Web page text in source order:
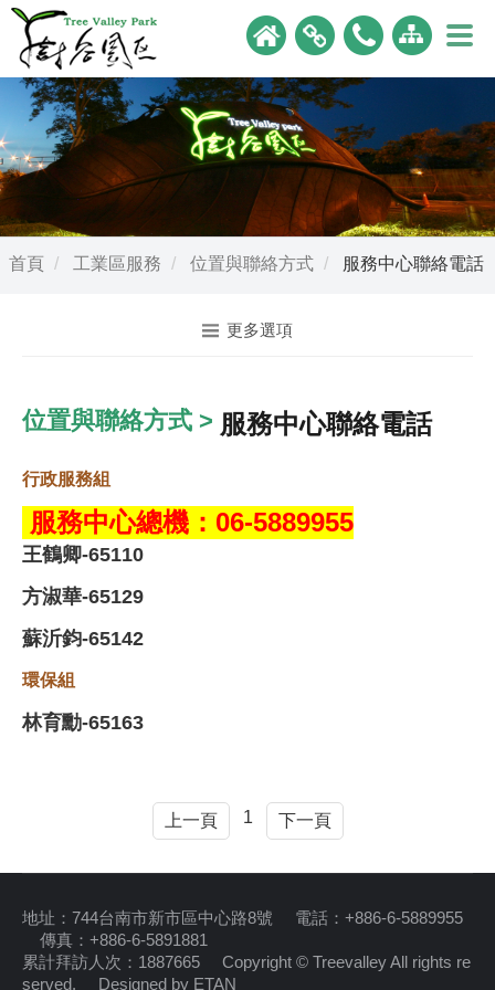
首頁 工業區服務 位置與聯絡方式 服務中心聯絡電話
更多選項
位置與聯絡方式 > 服務中心聯絡電話
行政服務組
服務中心總機：06-5889955
王鶴卿-65110
方淑華-65129
蘇沂鈞-65142
環保組
林育勳-65163
上一頁 1 下一頁
地址：744台南市新市區中心路8號 電話：+886-6-5889955
傳真：+886-6-5891881
累計拜訪人次：1887665 Copyright © Treevalley All rights re
served. Designed by ETAN